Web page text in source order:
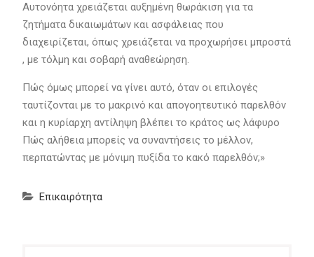
Αυτονόητα χρειάζεται αυξημένη θωράκιση για τα
ζητήματα δικαιωμάτων και ασφάλειας που
διαχειρίζεται, όπως χρειάζεται να προχωρήσει μπροστά
, με τόλμη και σοβαρή αναθεώρηση.
Πώς όμως μπορεί να γίνει αυτό, όταν οι επιλογές
ταυτίζονται με το μακρινό και απογοητευτικό παρελθόν
και η κυρίαρχη αντίληψη βλέπει το κράτος ως λάφυρο
Πώς αλήθεια μπορείς να συναντήσεις το μέλλον,
περπατώντας με μόνιμη πυξίδα το κακό παρελθόν;»
Επικαιρότητα